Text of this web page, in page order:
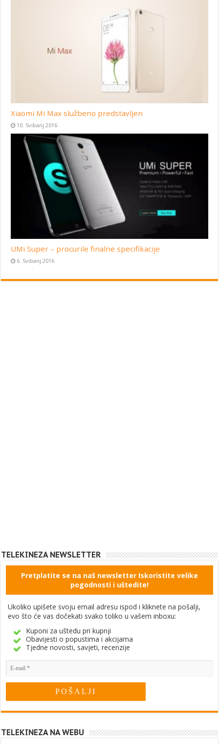
Xiaomi Mi Max službeno predstavljen
10. Svibanj 2016
UMi Super – procurile finalne specifikacije
6. Svibanj 2016
TELEKINEZA NEWSLETTER
Pretplatite se na naš newsletter Iskoristite velike
pogodnosti i uštedite!
Ukoliko upišete svoju email adresu ispod i kliknete na pošalji,
evo što će vas dočekati svako toliko u vašem inboxu:
Kuponi za uštedu pri kupnji
Obavijesti o popustima i akcijama
Tjedne novosti, savjeti, recenzije
TELEKINEZA NA WEBU